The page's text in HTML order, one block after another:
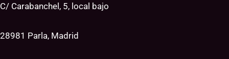
C/ Carabanchel, 5, local bajo
28981 Parla, Madrid